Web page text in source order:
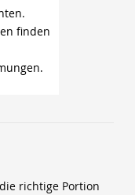
finden
richtige Portion